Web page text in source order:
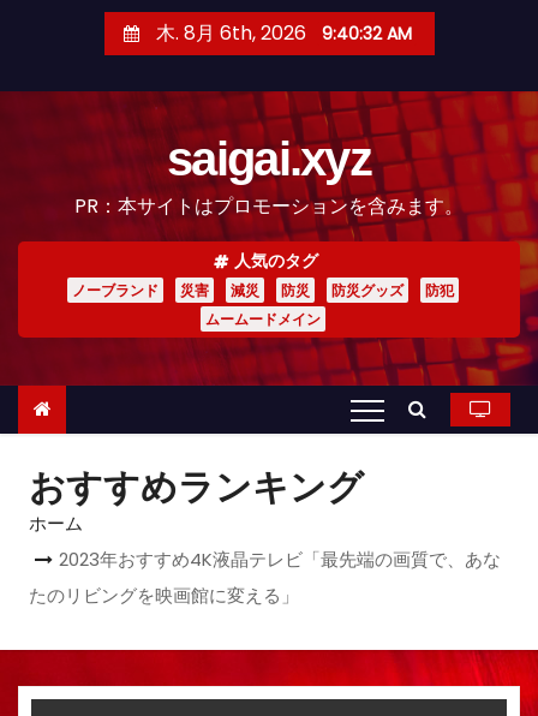
木. 8月 6th, 2026 9:40:34 AM
saigai.xyz
PR：本サイトはプロモーションを含みます。
人気のタグ
ノーブランド 災害 減災 防災 防災グッズ
防犯
ムームードメイン
おすすめランキング
ホーム
2023年おすすめ4K液晶テレビ「最先端の画質で、あな
たのリビングを映画館に変える」